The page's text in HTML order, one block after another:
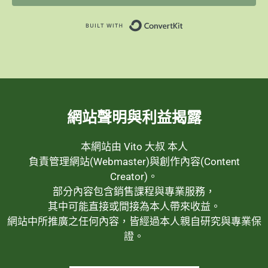
網站聲明與利益揭露
本網站由 Vito 大叔 本人
負責管理網站(Webmaster)與創作內容(Content
Creator)。
部分內容包含銷售課程與專業服務，
其中可能直接或間接為本人帶來收益。
網站中所推廣之任何內容，皆經過本人親自研究與專業保
證。